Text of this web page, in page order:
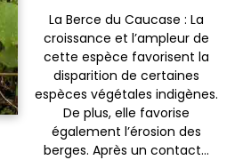
La Berce du Caucase : La
croissance et l’ampleur de
cette espèce favorisent la
disparition de certaines
espèces végétales indigènes.
De plus, elle favorise
également l’érosion des
berges. Après un contact…